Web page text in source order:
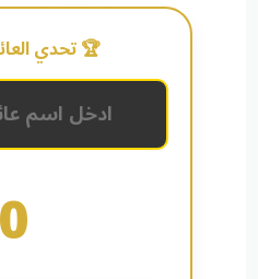
🏆 تحدي
0